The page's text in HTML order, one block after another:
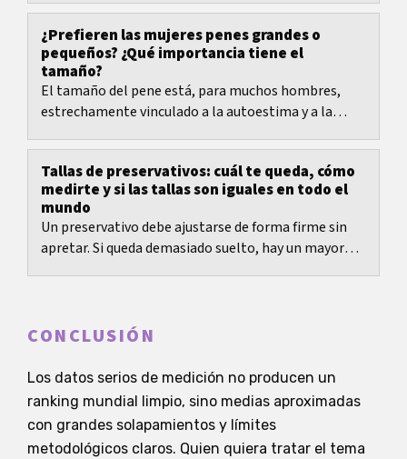
¿Prefieren las mujeres penes grandes o
pequeños? ¿Qué importancia tiene el
tamaño?
El tamaño del pene está, para muchos hombres,
estrechamente vinculado a la autoestima y a la
popular...
Tallas de preservativos: cuál te queda, cómo
medirte y si las tallas son iguales en todo el
mundo
Un preservativo debe ajustarse de forma firme sin
apretar. Si queda demasiado suelto, hay un mayor
CONCLUSIÓN
Los datos serios de medición no producen un
ranking mundial limpio, sino medias aproximadas
con grandes solapamientos y límites
metodológicos claros. Quien quiera tratar el tema